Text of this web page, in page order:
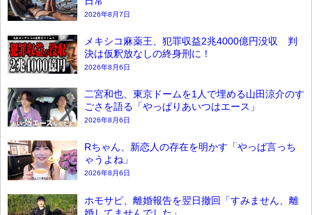
2026年8月7日
メキシコ麻薬王、犯罪収益2兆4000億円没収 判
決は仮釈放なしの終身刑に！
2026年8月6日
二宮和也、東京ドームを1人で埋める山田涼介のす
ごさを語る「やっぱりあいつはエース」
2026年8月6日
Rちゃん、新恋人の存在を明かす「やっぱ言っち
ゃうよね」
2026年8月6日
ホモサピ、離婚報告を翌日撤回「すみません、離
婚してませんでした」